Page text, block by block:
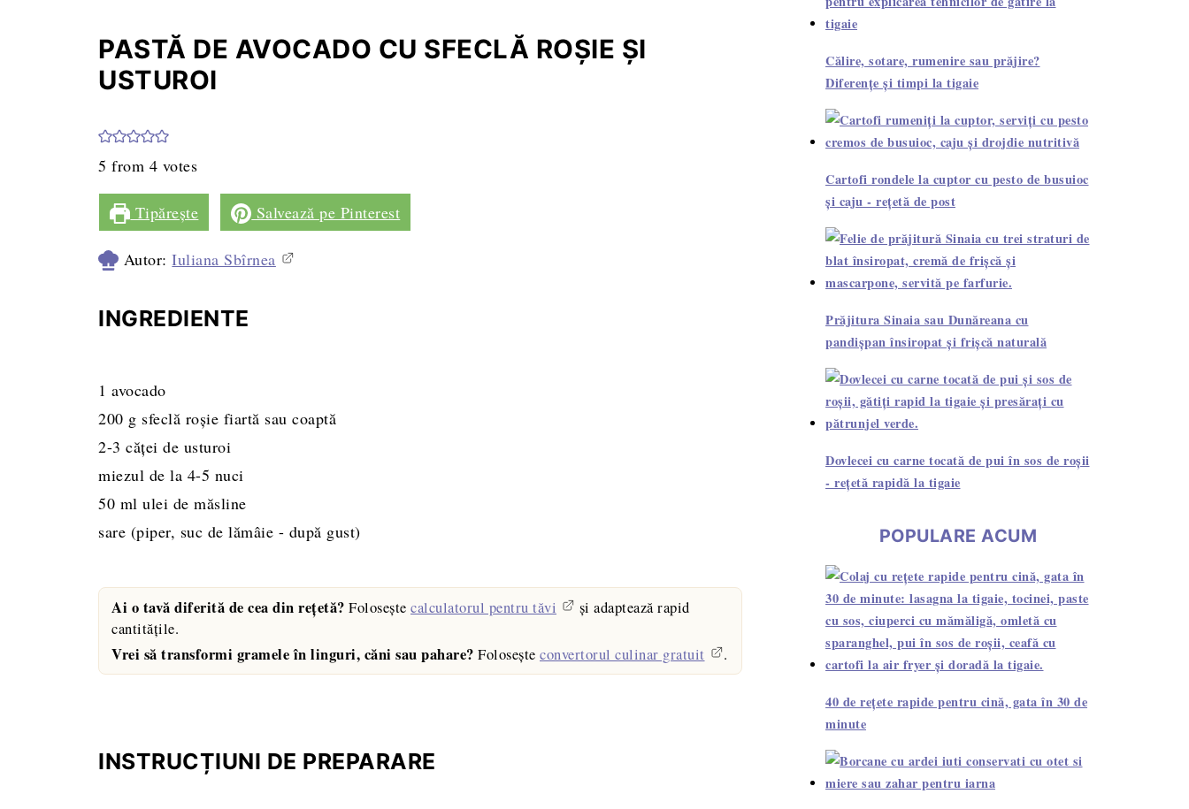
PASTĂ DE AVOCADO CU SFECLĂ ROŞIE ŞI
USTUROI
5 from 4 votes
Tipărește Salvează pe Pinterest
Autor:Iuliana Sbîrnea
INGREDIENTE
1 avocado
200 g sfeclă roșie fiartă sau coaptă
2-3 căței de usturoi
miezul de la 4-5 nuci
50 ml ulei de măsline
sare (piper, suc de lămâie - după gust)
Ai o tavă diferită de cea din rețetă? Folosește calculatorul pentru tăvi
și adaptează rapid
cantitățile.
Vrei să transformi gramele în linguri, căni sau pahare? Folosește convertorul culinar gratuit .
INSTRUCȚIUNI DE PREPARARE
Călire, sotare, rumenire sau prăjire?
Diferențe și timpi la tigaie
Cartofi rondele la cuptor cu pesto de busuioc
și caju - rețetă de post
Prăjitura Sinaia sau Dunăreana cu
pandișpan însiropat și frișcă naturală
Dovlecei cu carne tocată de pui în sos de roșii
- rețetă rapidă la tigaie
POPULARE ACUM
40 de rețete rapide pentru cină, gata în 30 de
minute